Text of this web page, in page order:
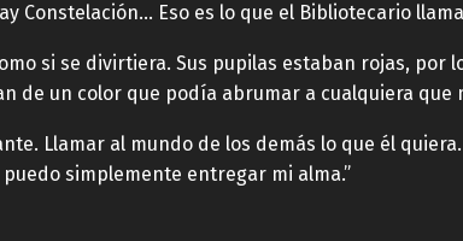
Constelación… Eso es lo que el Bibliotecario
si se divirtiera. Sus pupilas estaban rojas, por
de un color que podía abrumar a cualquiera que
Llamar al mundo de los demás lo que él
simplemente entregar mi alma.”